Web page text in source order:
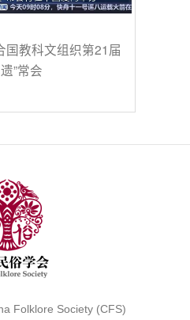
国教科文组织第21届
”常会
Folklore Society (CFS)